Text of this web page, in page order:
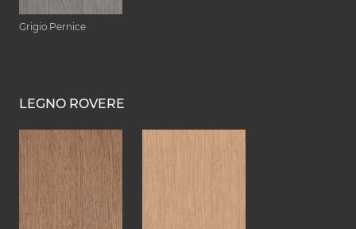
Grigio Pernice
LEGNO ROVERE